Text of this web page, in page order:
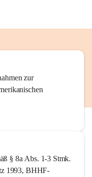
zur
§ 8a Abs. 1-3 Stmk.
1993, BHHF-